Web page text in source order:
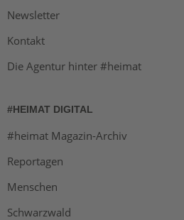
Newsletter
Kontakt
Die Agentur hinter #heimat
#HEIMAT DIGITAL
#heimat Magazin-Archiv
Reportagen
Menschen
Schwarzwald